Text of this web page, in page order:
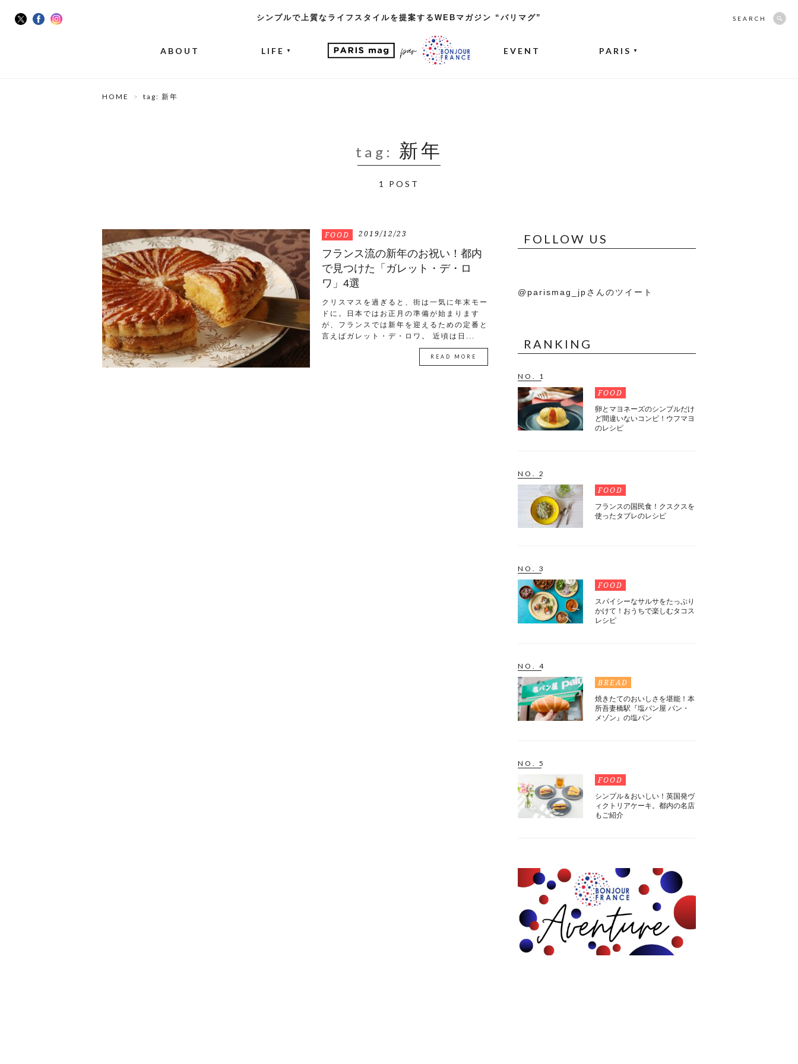
シンプルで上質なライフスタイルを提案するWEBマガジン “パリマグ”
ABOUT LIFE ▼ EVENT PARIS ▼
SEARCH
HOME tag: 新年
tag: 新年
1 POST
FOOD 2019/12/23
フランス流の新年のお祝い！都内
で見つけた「ガレット・デ・ロ
ワ」4選
クリスマスを過ぎると、街は一気に年末モー
ドに。日本ではお正月の準備が始まります
が、フランスでは新年を迎えるための定番と
言えばガレット・デ・ロワ。 近頃は日...
READ MORE
FOLLOW US
@parismag_jpさんのツイート
RANKING
NO. 1
FOOD
卵とマヨネーズのシンプルだけ
ど間違いないコンビ！ウフマヨ
のレシピ
NO. 2
FOOD
フランスの国民食！クスクスを
使ったタブレのレシピ
NO. 3
FOOD
スパイシーなサルサをたっぷり
かけて！おうちで楽しむタコス
レシピ
NO. 4
BREAD
焼きたてのおいしさを堪能！本
所吾妻橋駅『塩パン屋 パン・
メゾン』の塩パン
NO. 5
FOOD
シンプル＆おいしい！英国発ヴ
ィクトリアケーキ。都内の名店
もご紹介